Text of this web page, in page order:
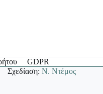
GDPR
Σχεδίαση:Ν. Ντέμος